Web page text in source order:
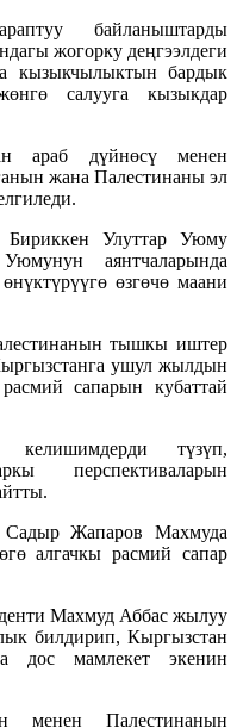
байланыштарды
жогорку деңгээлдеги
кызыкчылыктын бардык
салууга кызыкдар
араб дүйнөсү менен
жана Палестинаны эл
Улуттар Уюму
аянтчаларында
өзгөчө маани
тышкы иштер
ушул жылдын
сапарын кубаттай
түзүп,
перспективаларын
Садыр Жапаров Махмуда
алгачкы расмий сапар
Махмуд Аббас жылуу
билдирип, Кыргызстан
дос мамлекет экенин
менен Палестинанын